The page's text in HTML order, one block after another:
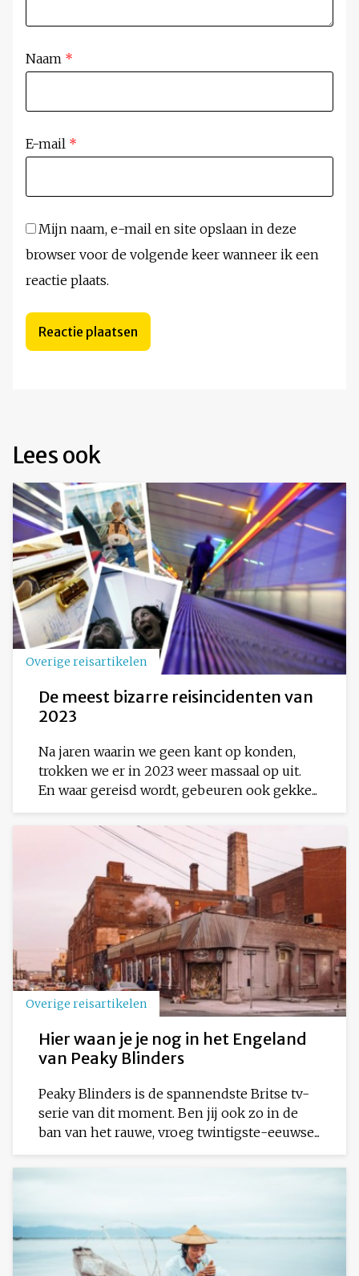
Naam *
E-mail *
Mijn naam, e-mail en site opslaan in deze
browser voor de volgende keer wanneer ik een
reactie plaats.
Lees ook
Overige reisartikelen
De meest bizarre reisincidenten van
2023
Na jaren waarin we geen kant op konden,
trokken we er in 2023 weer massaal op uit.
En waar gereisd wordt, gebeuren ook gekke...
Overige reisartikelen
Hier waan je je nog in het Engeland
van Peaky Blinders
Peaky Blinders is de spannendste Britse tv-
serie van dit moment. Ben jij ook zo in de
ban van het rauwe, vroeg twintigste-eeuwse...